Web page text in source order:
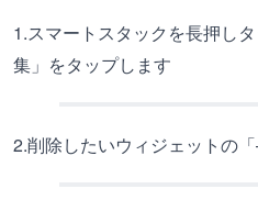
1.スマートスタックを長押し
集」をタップします
2.削除したいウィジェットの